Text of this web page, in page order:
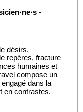
-
désirs,
repères, fracture
humaines et
compose un
dans la
en contrastes.